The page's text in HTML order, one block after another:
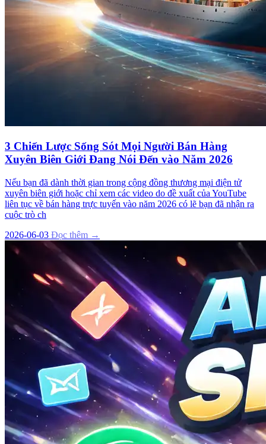
3 Chiến Lược Sống Sót Mọi Người Bán Hàng
Xuyên Biên Giới Đang Nói Đến vào Năm 2026
Nếu bạn đã dành thời gian trong cộng đồng thương mại điện tử
xuyên biên giới hoặc chỉ xem các video do đề xuất của YouTube
liên tục về bán hàng trực tuyến vào năm 2026 có lẽ bạn đã nhận ra
cuộc trò ch
2026-06-03 Đọc thêm →